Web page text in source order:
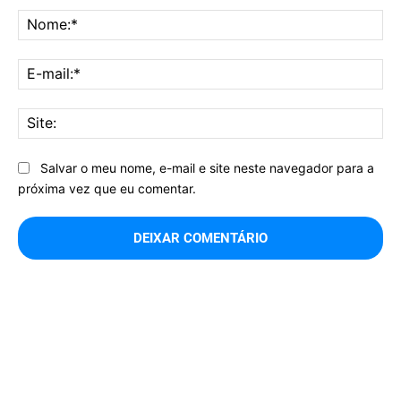
Salvar o meu nome, e-mail e site neste navegador para a
próxima vez que eu comentar.